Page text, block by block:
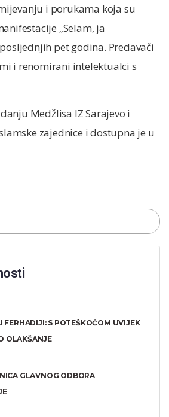
i porukama koja su
„Selam, ja
pet godina. Predavači
i renomirani intelektualci s
Medžlisa IZ Sarajevo i
zajednice i dostupna je u
FERHADIJI: S POTEŠKOĆOM UVIJEK
OLAKŠANJE
GLAVNOG ODBORA